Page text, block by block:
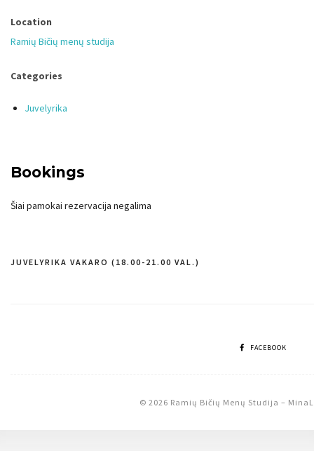
Location
Ramių Bičių menų studija
Categories
Juvelyrika
Bookings
Šiai pamokai rezervacija negalima
Navigacija
JUVELYRIKA VAKARO (18.00-21.00 VAL.)
FACEBOOK
© 2026 Ramių Bičių Menų Studija –